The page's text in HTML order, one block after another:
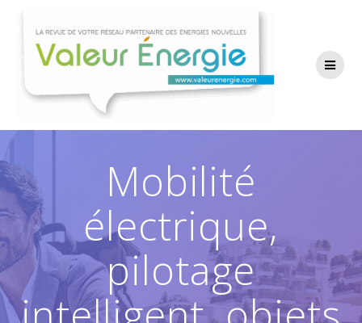
contenu
Mobilité
électrique,
pilotage